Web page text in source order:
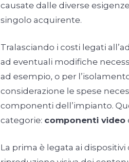
causate dalle diverse
singolo acquirente.
Tralasciando i costi legati
ad eventuali modifiche
ad esempio, o per
considerazione le spese
componenti dell’impianto.
categorie: componenti video
La prima è legata ai